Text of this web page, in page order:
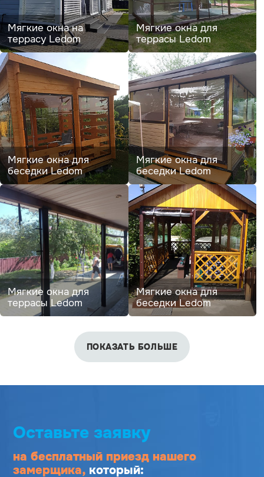
Мягкие окна на
террасу Ledom
Мягкие окна для
террасы Ledom
Мягкие окна для
беседки Ledom
Мягкие окна для
беседки Ledom
Мягкие окна для
террасы Ledom
Мягкие окна для
беседки Ledom
ПОКАЗАТЬ БОЛЬШЕ
Оставьте заявку
на бесплатный приезд нашего
замерщика, который: